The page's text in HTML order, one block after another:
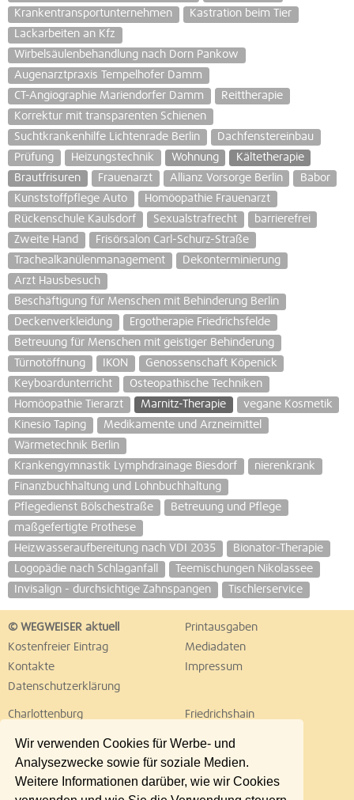
Wir verwenden Cookies für Werbe- und
Analysezwecke sowie für soziale Medien.
Weitere Informationen darüber, wie wir Cookies
Krankentransportunternehmen
Kastration beim Tier
Lackarbeiten an Kfz
Wirbelsäulenbehandlung nach Dorn Pankow
Augenarztpraxis Tempelhofer Damm
CT-Angiographie Mariendorfer Damm
Reittherapie
Korrektur mit transparenten Schienen
Suchtkrankenhilfe Lichtenrade Berlin
Dachfenstereinbau
Prüfung
Heizungstechnik Wohnung
Kältetherapie
Brautfrisuren
Frauenarzt Allianz Vorsorge Berlin
Babor
Kunststoffpflege Auto
Homöopathie Frauenarzt
Rückenschule Kaulsdorf
Sexualstrafrecht
barrierefrei
Zweite Hand
Frisörsalon Carl-Schurz-Straße
Trachealkanülenmanagement
Dekonterminierung
Arzt Hausbesuch
Beschäftigung für Menschen mit Behinderung Berlin
Deckenverkleidung
Ergotherapie Friedrichsfelde
Betreuung für Menschen mit geistiger Behinderung
Türnotöffnung
IKON
Genossenschaft Köpenick
Keyboardunterricht
Osteopathische Techniken
Homöopathie Tierarzt
Marnitz-Therapie
vegane Kosmetik
Kinesio Taping
Medikamente und Arzneimittel
Wärmetechnik Berlin
Krankengymnastik Lymphdrainage Biesdorf
nierenkrank
Finanzbuchhaltung und Lohnbuchhaltung
Pflegedienst Bölschestraße
Betreuung und Pflege
maßgefertigte Prothese
Heizwasseraufbereitung nach VDI 2035
Bionator-Therapie
Logopädie nach Schlaganfall
Teemischungen Nikolassee
Invisalign - durchsichtige Zahnspangen
Tischlerservice
© WEGWEISER aktuell
Printausgaben
Kostenfreier Eintrag
Mediadaten
Kontakte
Impressum
Datenschutzerklärung
Charlottenburg
Friedrichshain
Lichtenberg
Marzahn
Neukölln